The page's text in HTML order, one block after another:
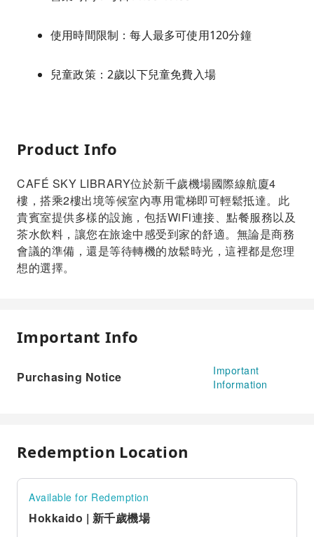
使用時間限制：每人最多可使用120分鐘
兒童政策：2歲以下兒童免費入場
Product Info
CAFÉ SKY LIBRARY位於新千歲機場國際線航廈4
樓，搭乘2樓出境等候室內專用電梯即可輕鬆抵達。此
貴賓室提供多樣的設施，包括WiFi連接、點餐服務以及
茶水飲料，讓您在旅途中感受到家的舒適。無論是商務
會議的準備，還是等待轉機的放鬆時光，這裡都是您理
想的選擇。
Important Info
Purchasing Notice
Important
Information
Redemption Location
Available for Redemption
Hokkaido | 新千歲機場